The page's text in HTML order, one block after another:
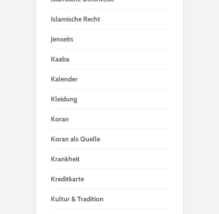
Islamische Recht
Jenseits
Kaaba
Kalender
Kleidung
Koran
Koran als Quelle
Krankheit
Kreditkarte
Kultur & Tradition